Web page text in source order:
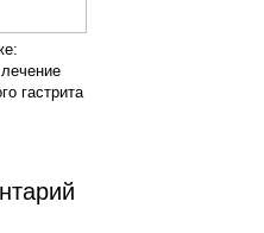
гастрита